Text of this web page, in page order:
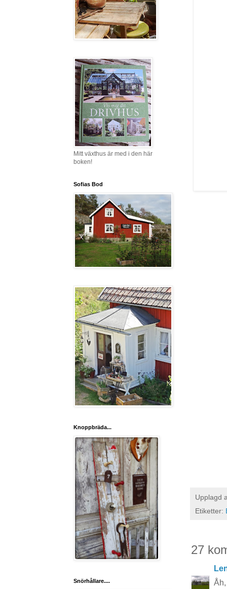
Upplagd
Etiketter:
27
Mitt växthus är med i den här
boken!
Sofias Bod
Knoppbräda...
Snörhållare....